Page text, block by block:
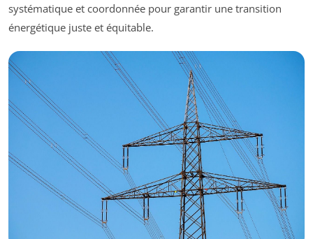
systématique et coordonnée pour garantir une transition
énergétique juste et équitable.